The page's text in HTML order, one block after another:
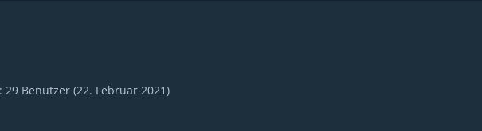
29 Benutzer (22. Februar 2021)